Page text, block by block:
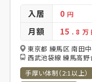
入居 0 円
月額 15 . 8 万
東京都 練馬区 南田
西武池袋線 練馬高
手厚い体制（2:1以上）